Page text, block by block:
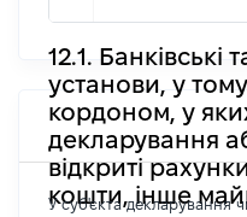
12.1. Банківські
установи, у
кордоном, у
декларування
відкриті
кошти, інше
У суб'єкта декларування